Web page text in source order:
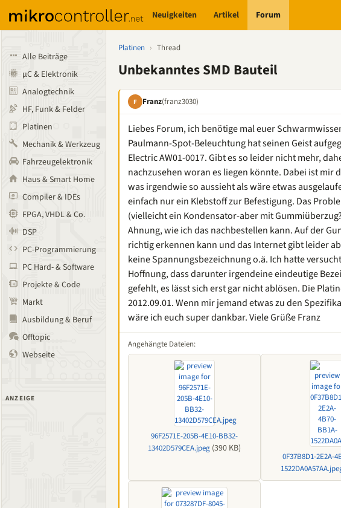
Neuigkeiten Artikel Forum
Alle Beiträge
µC & Elektronik
Analogtechnik
HF, Funk & Felder
Platinen
Mechanik & Werkzeug
Fahrzeugelektronik
Haus & Smart Home
Compiler & IDEs
FPGA, VHDL & Co.
DSP
PC-Programmierung
PC Hard- & Software
Projekte & Code
Markt
Ausbildung & Beruf
Offtopic
Webseite
ANZEIGE
Platinen › Thread
Unbekanntes SMD Bauteil
F Franz(franz3030)
Liebes Forum, ich benötige mal euer
Paulmann-Spot-Beleuchtung hat seinen Geist
Electric AW01-0017. Gibt es so leider nicht mehr,
nachzusehen woran es liegen könnte. Dabei ist mir
was irgendwie so aussieht als wäre etwas
einfach nur ein Klebstoff zur Befestigung. Das
(vielleicht ein Kondensator-aber mit
Ahnung, wie ich das nachbestellen kann. Auf der
richtig erkennen kann und das Internet gibt leider
keine Spannungsbezeichnung o.ä. Ich hatte
Hoffnung, dass darunter irgendeine eindeutige
gefehlt, es lässt sich erst gar nicht ablösen. Die
2012.09.01. Wenn mir jemand etwas zu den
wäre ich euch super dankbar. Viele Grüße Franz
Angehängte Dateien:
96F2571E-205B-4E10-BB32-
13402D579CEA.jpeg (390 KB)
0F37B8D1-2E2A-